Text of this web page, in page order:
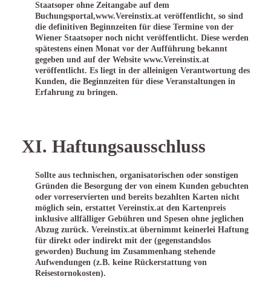
Staatsoper ohne Zeitangabe auf dem
Buchungsportal,www.Vereinstix.at veröffentlicht, so sind
die definitiven Beginnzeiten für diese Termine von der
Wiener Staatsoper noch nicht veröffentlicht. Diese werden
spätestens einen Monat vor der Aufführung bekannt
gegeben und auf der Website www.Vereinstix.at
veröffentlicht. Es liegt in der alleinigen Verantwortung des
Kunden, die Beginnzeiten für diese Veranstaltungen in
Erfahrung zu bringen.
XI. Haftungsausschluss
Sollte aus technischen, organisatorischen oder sonstigen
Gründen die Besorgung der von einem Kunden gebuchten
oder vorreservierten und bereits bezahlten Karten nicht
möglich sein, erstattet Vereinstix.at den Kartenpreis
inklusive allfälliger Gebühren und Spesen ohne jeglichen
Abzug zurück. Vereinstix.at übernimmt keinerlei Haftung
für direkt oder indirekt mit der (gegenstandslos
geworden) Buchung im Zusammenhang stehende
Aufwendungen (z.B. keine Rückerstattung von
Reisestornokosten).